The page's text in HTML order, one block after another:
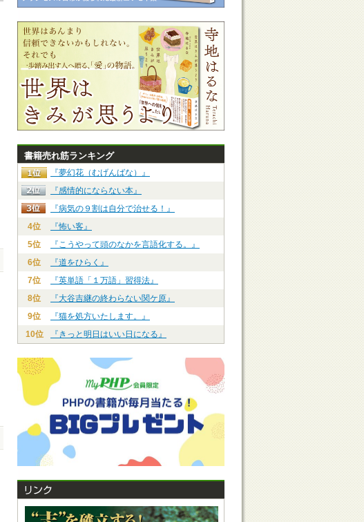
書籍売れ筋ランキング
『夢幻花（むげんばな）』
『感情的にならない本』
『病気の９割は自分で治せる！』
4位
『怖い客』
5位
『こうやって頭のなかを言語化する。』
6位
『道をひらく』
7位
『英単語「１万語」習得法』
8位
『大谷吉継の終わらない関ケ原』
9位
『猫を処方いたします。』
10位
『きっと明日はいい日になる』